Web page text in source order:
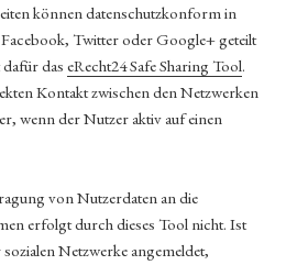
können datenschutzkonform in
Twitter oder Google+ geteilt
dafür daseRecht24 Safe Sharing Tool.
Kontakt zwischen den Netzwerken
wenn der Nutzer aktiv auf einen
von Nutzerdaten an die
erfolgt durch dieses Tool nicht. Ist
Netzwerke angemeldet,